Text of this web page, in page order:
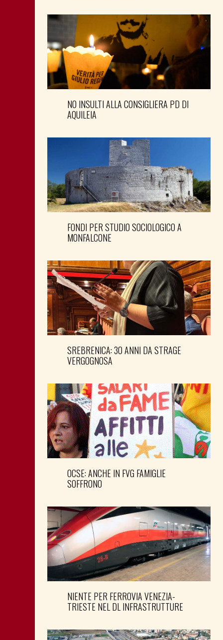
NO INSULTI ALLA CONSIGLIERA PD DI
AQUILEIA
FONDI PER STUDIO SOCIOLOGICO A
MONFALCONE
SREBRENICA: 30 ANNI DA STRAGE
VERGOGNOSA
OCSE: ANCHE IN FVG FAMIGLIE
SOFFRONO
NIENTE PER FERROVIA VENEZIA-
TRIESTE NEL DL INFRASTRUTTURE